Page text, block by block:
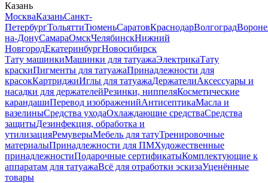
Казань
МоскваКазаньСанкт-
ПетербургТольяттиТюменьСаратовКраснодарВолгоград
на-ДонуСамараОмскЧелябинскНижний
НовгородЕкатеринбургНовосибирск
Тату машинкиМашинки для татуажаЭлектрикаТату
краскиПигменты для татуажаПринадлежности для
красокКартриджиИглы для татуажаДержателиАксессуары и
насадки для держателейРезинки, ниппеляКосметические
карандашиПеревод изображенийАнтисептикаМасла и
вазелиныСредства уходаОхлаждающие средстваСредства
защитыДезинфекция, обработка и
утилизацияРемуверыМебель для татуТренировочные
материалыПринадлежности для ПМХудожественные
принадлежностиПодарочные сертификатыКомплектующие к
аппаратам для татуажаВсё для отработки эскизаУценённые
товары